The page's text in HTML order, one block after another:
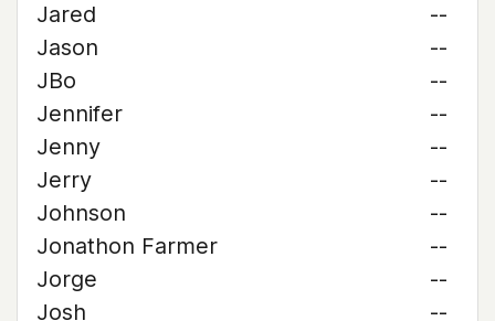
Jared
--
Jason
--
JBo
--
Jennifer
--
Jenny
--
Jerry
--
Johnson
--
Jonathon Farmer
--
Jorge
--
Josh
--